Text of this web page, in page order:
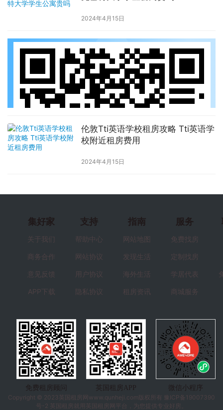
2024年4月15日
伦敦Tti英语学校租房攻略 Tti英语学
校附近租房费用
2024年4月15日
集好家
关于我们
商务合作
意见反馈
APP下载
支持
帮助中心
网站协议
用户协议
隐私协议
指南
网站地图
发现生活
海外生活
租房资讯
服务
免费找房
定制找房
学居代表
商城服务
免费租房顾问 英国租房APP
微信小程序
Copyright © 2023 英国租房 网www.qunheji.com版权所有
豫ICP备19007390
号-2 英国租房就用英国租房网平台，为您提供专业好房。